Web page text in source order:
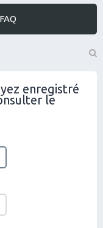
FAQ
enregistré
le